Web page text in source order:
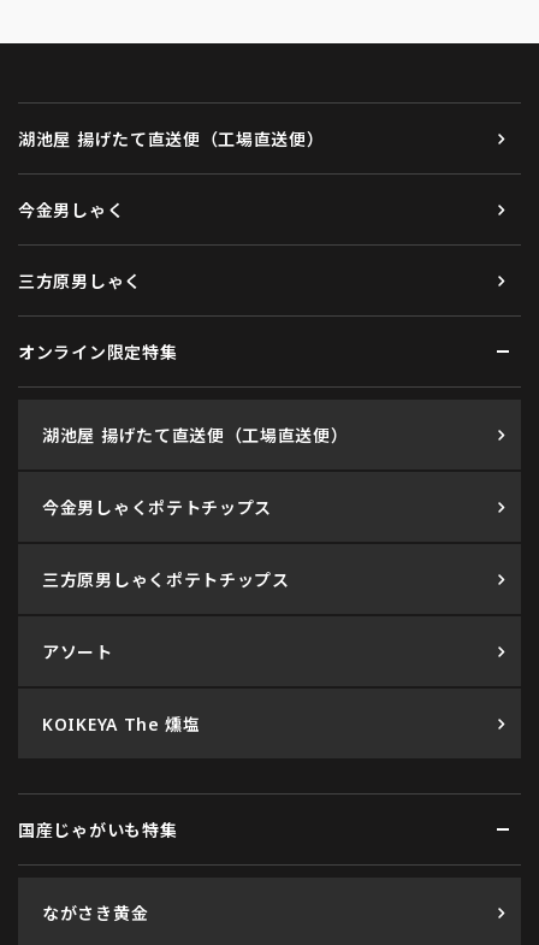
湖池屋 揚げたて直送便（工場直送便）
今金男しゃく
三方原男しゃく
オンライン限定特集
湖池屋 揚げたて直送便（工場直送便）
今金男しゃくポテトチップス
三方原男しゃくポテトチップス
アソート
KOIKEYA The 燻塩
国産じゃがいも特集
ながさき黄金